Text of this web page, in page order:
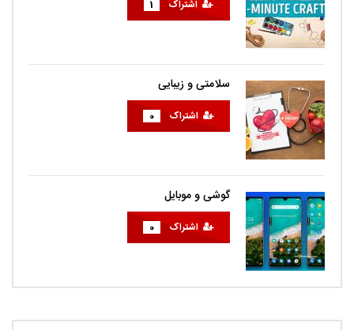
اشتراک 1
سلامتی و زیبایی
اشتراک 0
گوشی و موبایل
اشتراک 0